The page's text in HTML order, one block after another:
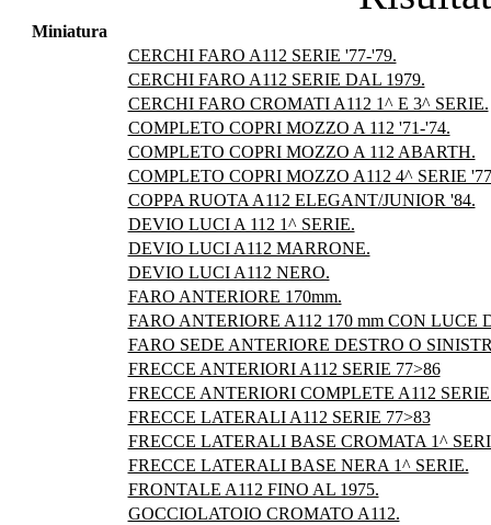
Miniatura
CERCHI FARO A112 SERIE '77-'79.
CERCHI FARO A112 SERIE DAL 1979.
CERCHI FARO CROMATI A112 1^ E 3^ SERIE.
COMPLETO COPRI MOZZO A 112 '71-'74.
COMPLETO COPRI MOZZO A 112 ABARTH.
COMPLETO COPRI MOZZO A112 4^ SERIE
COPPA RUOTA A112 ELEGANT/JUNIOR '84.
DEVIO LUCI A 112 1^ SERIE.
DEVIO LUCI A112 MARRONE.
DEVIO LUCI A112 NERO.
FARO ANTERIORE 170mm.
FARO ANTERIORE A112 170 mm CON LUCE
FARO SEDE ANTERIORE DESTRO O
FRECCE ANTERIORI A112 SERIE 77>86
FRECCE ANTERIORI COMPLETE A112
FRECCE LATERALI A112 SERIE 77>83
FRECCE LATERALI BASE CROMATA 1^
FRECCE LATERALI BASE NERA 1^ SERIE.
FRONTALE A112 FINO AL 1975.
GOCCIOLATOIO CROMATO A112.